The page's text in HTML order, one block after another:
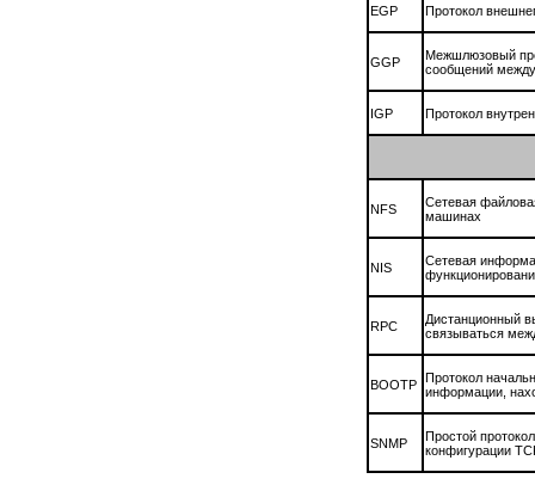
EGP Протокол
GGP
Межшлюзовый
сообщений
IGP Протокол
NFS
Сетевая
машинах
NIS
Сетевая
RPC
Дистанционный
связываться
ВООТР
Протокол
информации,
SNMP
Простой
конфигурации